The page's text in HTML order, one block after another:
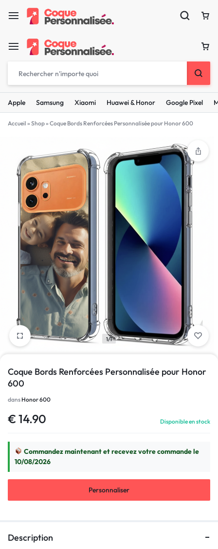
Apple Samsung Xiaomi Huawei & Honor Google Pixel
Accueil » Shop» Coque Bords Renforcées Personnalisée pour Honor 600
1/1
Coque Bords Renforcées Personnalisée pour Honor
600
dans Honor 600
€ 14.90 Disponible en stock
Commandez maintenant et recevez votre commande le
10/08/2026
Personnaliser
Description